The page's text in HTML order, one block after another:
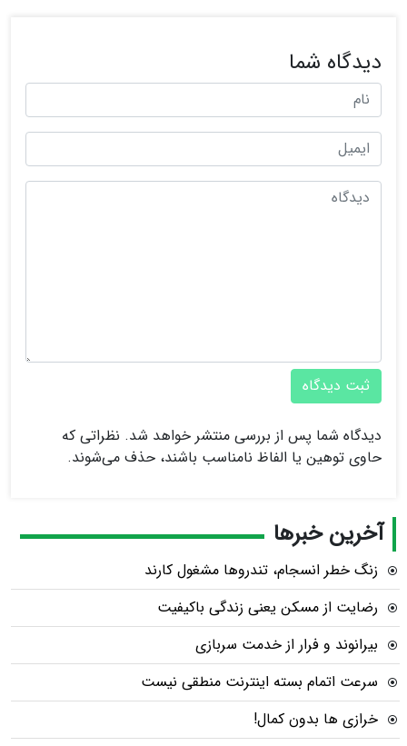
دیدگاه شما
ثبت دیدگاه
دیدگاه شما پس از بررسی منتشر خواهد شد. نظراتی که
حاوی توهین یا الفاظ نامناسب باشند، حذف می‌شوند.
آخرین خبرها
زنگ خطر انسجام، تندروها مشغول کارند
رضایت از مسکن یعنی زندگی باکیفیت
بیرانوند و فرار از خدمت سربازی
سرعت اتمام بسته‌ اینترنت منطقی نیست
خرازی ها بدون کمال!